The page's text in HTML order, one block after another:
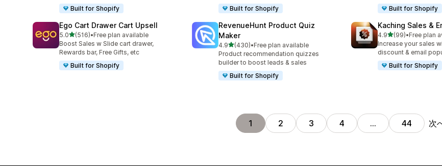
Built for Shopify
Built for Shopify
Built for Shopify
Ego Cart Drawer Cart Upsell
5.05つ星中
(516)
合計レビュー数：516件
•Free plan available
Boost Sales w Slide cart drawer,
Rewards bar, Free Gifts, etc
Built for Shopify
RevenueHunt Product Quiz
Maker
4.95つ星中
(430)
合計レビュー数：430件
•Free plan available
Product recommendation quizzes
builder to boost leads & sales
Built for Shopify
Kaching Sales &
4.95つ星中
(99)
合計レビュー数：99件
•Free plan
Increase your sales
discount & email
Built for Shopify
1 2 3 4 … 44 次